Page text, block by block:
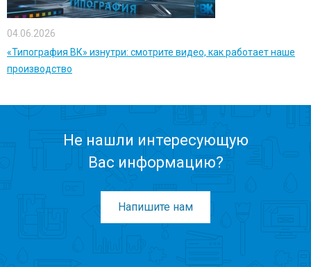
04.06.2026
«Типография ВК» изнутри: смотрите видео, как работает наше
производство
Не нашли интересующую
Вас информацию?
Напишите нам